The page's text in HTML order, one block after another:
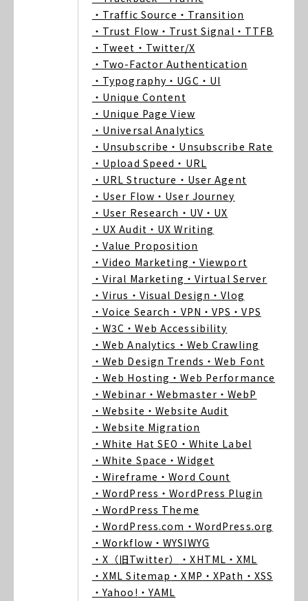
・Traffic Source ・Transition
・Trust Flow ・Trust Signal ・TTFB
・Tweet ・Twitter/X
・Two-Factor Authentication
・Typography ・UGC ・UI
・Unique Content
・Unique Page View
・Universal Analytics
・Unsubscribe ・Unsubscribe Rate
・Upload Speed ・URL
・URL Structure ・User Agent
・User Flow ・User Journey
・User Research ・UV ・UX
・UX Audit ・UX Writing
・Value Proposition
・Video Marketing ・Viewport
・Viral Marketing ・Virtual Server
・Virus ・Visual Design ・Vlog
・Voice Search ・VPN ・VPS ・VPS
・W3C ・Web Accessibility
・Web Analytics ・Web Crawling
・Web Design Trends ・Web Font
・Web Hosting ・Web Performance
・Webinar ・Webmaster ・WebP
・Website ・Website Audit
・Website Migration
・White Hat SEO ・White Label
・White Space ・Widget
・Wireframe ・Word Count
・WordPress ・WordPress Plugin
・WordPress Theme
・WordPress.com ・WordPress.org
・Workflow ・WYSIWYG
・X（旧Twitter）
・XHTML ・XML
・XML Sitemap ・XMP ・XPath ・XSS
・Yahoo! ・YAML